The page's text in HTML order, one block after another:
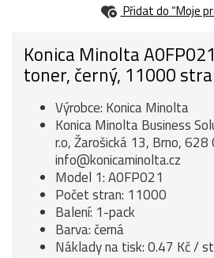
Přidat do “Moje
Konica Minolta
toner, černý, 11000
Výrobce: Konica Minolta
Konica Minolta Business
r.o, Žarošická 13, Brno, 628
info@konicaminolta.cz
Model 1: A0FP021
Počet stran: 11000
Balení: 1-pack
Barva: černá
Náklady na tisk: 0.47 Kč /